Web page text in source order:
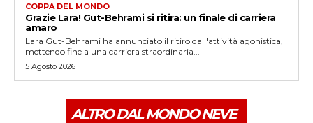
COPPA DEL MONDO
Grazie Lara! Gut-Behrami si ritira: un finale di carriera
amaro
Lara Gut-Behrami ha annunciato il ritiro dall'attività agonistica,
mettendo fine a una carriera straordinaria...
5 Agosto 2026
ALTRO DAL MONDO NEVE